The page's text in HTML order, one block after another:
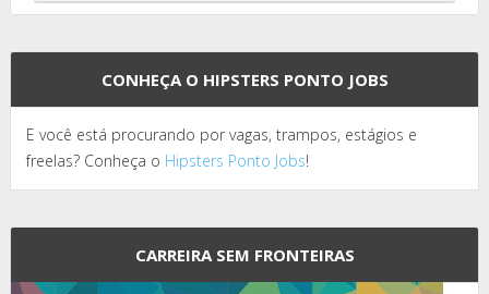
CONHEÇA O HIPSTERS PONTO JOBS
E você está procurando por vagas, trampos, estágios e
freelas? Conheça o Hipsters Ponto Jobs!
CARREIRA SEM FRONTEIRAS